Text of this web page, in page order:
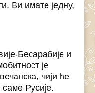
Ви имате једну,
Бесарабије и
је
чији ће
Русије.